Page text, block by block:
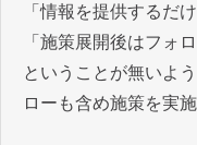
「情報を提供するだけ
「施策展開後はフォ
ということが無いよ
ローも含め施策を実